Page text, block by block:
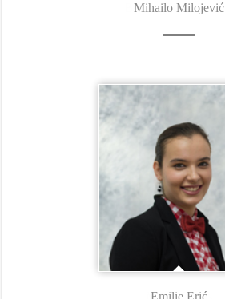
Mihailo Milojević